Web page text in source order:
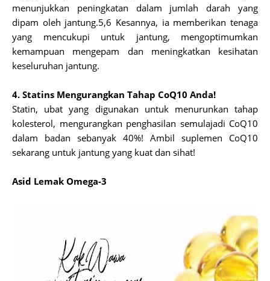
menunjukkan peningkatan dalam jumlah darah yang
dipam oleh jantung.5,6 Kesannya, ia memberikan tenaga
yang mencukupi untuk jantung, mengoptimumkan
kemampuan mengepam dan meningkatkan kesihatan
keseluruhan jantung.
4. Statins Mengurangkan Tahap CoQ10 Anda!
Statin, ubat yang digunakan untuk menurunkan tahap
kolesterol, mengurangkan penghasilan semulajadi CoQ10
dalam badan sebanyak 40%! Ambil suplemen CoQ10
sekarang untuk jantung yang kuat dan sihat!
Asid Lemak Omega-3